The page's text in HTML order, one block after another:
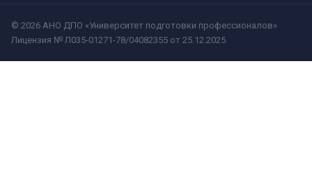
© 2026 АНО ДПО «Университет подготовки профессионалов»
Лицензия № Л035-01271-78/04082355 от 25.12.2025